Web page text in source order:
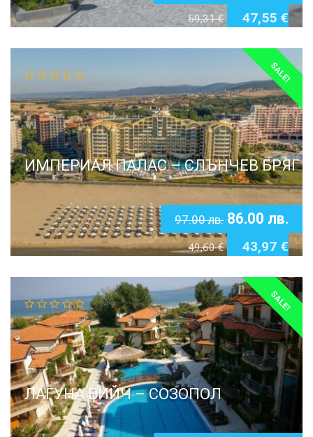
59,31€ 47,55 €
SALE!
ИМПЕРИАЛ ПАЛАС – СЛЪНЧЕВ БРЯГ
97.00лв.
49,60€
86.00 лв.
43,97 €
SALE!
ЛАГУНА БИЙЧ – СОЗОПОЛ